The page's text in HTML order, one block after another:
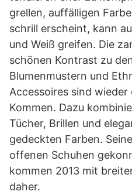
grellen, auffälligen
schrill erscheint, kann
und Weiß greifen. Die
schönen Kontrast zu
Blumenmustern und
Accessoires sind
Kommen. Dazu
Tücher, Brillen und
gedeckten Farben.
offenen Schuhen
kommen 2013 mit
daher.